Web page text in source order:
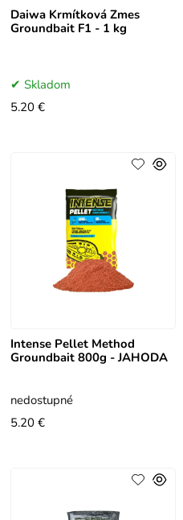
Daiwa Krmítková Zmes
Groundbait F1 - 1 kg
Skladom
5.20 €
Intense Pellet Method
Groundbait 800g - JAHODA
nedostupné
5.20 €